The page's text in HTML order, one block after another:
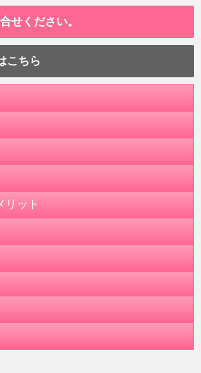
せください。
こちら
リット